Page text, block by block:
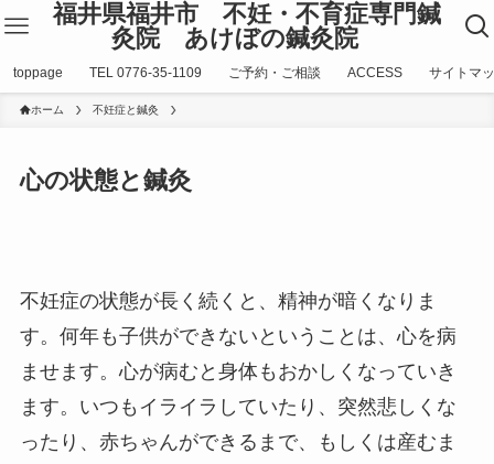
福井県福井市 不妊・不育症専門鍼
灸院 あけぼの鍼灸院
toppage TEL 0776-35-1109 ご予約・ご相談 ACCESS サイトマ
ホーム 不妊症と鍼灸
心の状態と鍼灸
不妊症の状態が長く続くと、精神が暗くなりま
す。何年も子供ができないということは、心を病
ませます。心が病むと身体もおかしくなっていき
ます。いつもイライラしていたり、突然悲しくな
ったり、赤ちゃんができるまで、もしくは産むま